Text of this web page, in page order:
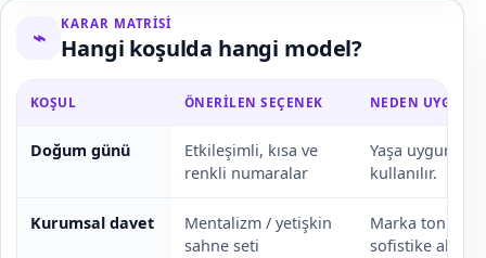
⌁ KARAR MATRISI
Hangi koşulda hangi model?
KOŞUL ÖNERILEN SEÇENEK NEDEN UYGUN?
Doğum günü
Etkileşimli, kısa ve
renkli numaralar
Yaşa uygun
kullanılır.
Kurumsal davet
Mentalizm / yetişkin
sahne seti
Marka tonuna
sofistike akış